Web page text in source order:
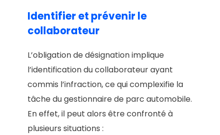
Identifier et prévenir le
collaborateur
L’obligation de désignation implique
l’identification du collaborateur ayant
commis l’infraction, ce qui complexifie la
tâche du gestionnaire de parc automobile.
En effet, il peut alors être confronté à
plusieurs situations :